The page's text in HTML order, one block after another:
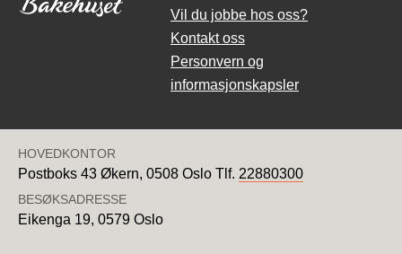
Vil du jobbe hos oss?
Kontakt oss
Personvern og
informasjonskapsler
HOVEDKONTOR
Postboks 43 Økern, 0508 Oslo Tlf. 22880300
BESØKSADRESSE
Eikenga 19, 0579 Oslo